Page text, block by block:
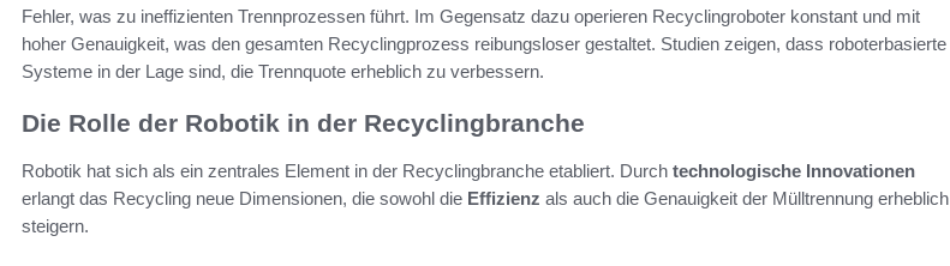
Fehler, was zu ineffizienten Trennprozessen führt. Im Gegensatz dazu operieren Recyclingroboter konstant und mit
hoher Genauigkeit, was den gesamten Recyclingprozess reibungsloser gestaltet. Studien zeigen, dass roboterbasierte
Systeme in der Lage sind, die Trennquote erheblich zu verbessern.
Die Rolle der Robotik in der Recyclingbranche
Robotik hat sich als ein zentrales Element in der Recyclingbranche etabliert. Durch technologische Innovationen
erlangt das Recycling neue Dimensionen, die sowohl die Effizienz als auch die Genauigkeit der Mülltrennung erheblich
steigern.